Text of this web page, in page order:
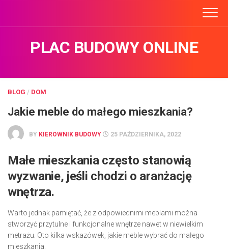
content
PLAC BUDOWY ONLINE
BLOG / DOM
Jakie meble do małego mieszkania?
BY KIEROWNIK BUDOWY 25 PAŹDZIERNIKA, 2022
Małe mieszkania często stanowią
wyzwanie, jeśli chodzi o aranżację
wnętrza.
Warto jednak pamiętać, że z odpowiednimi meblami można
stworzyć przytulne i funkcjonalne wnętrze nawet w niewielkim
metrażu. Oto kilka wskazówek, jakie meble wybrać do małego
mieszkania.